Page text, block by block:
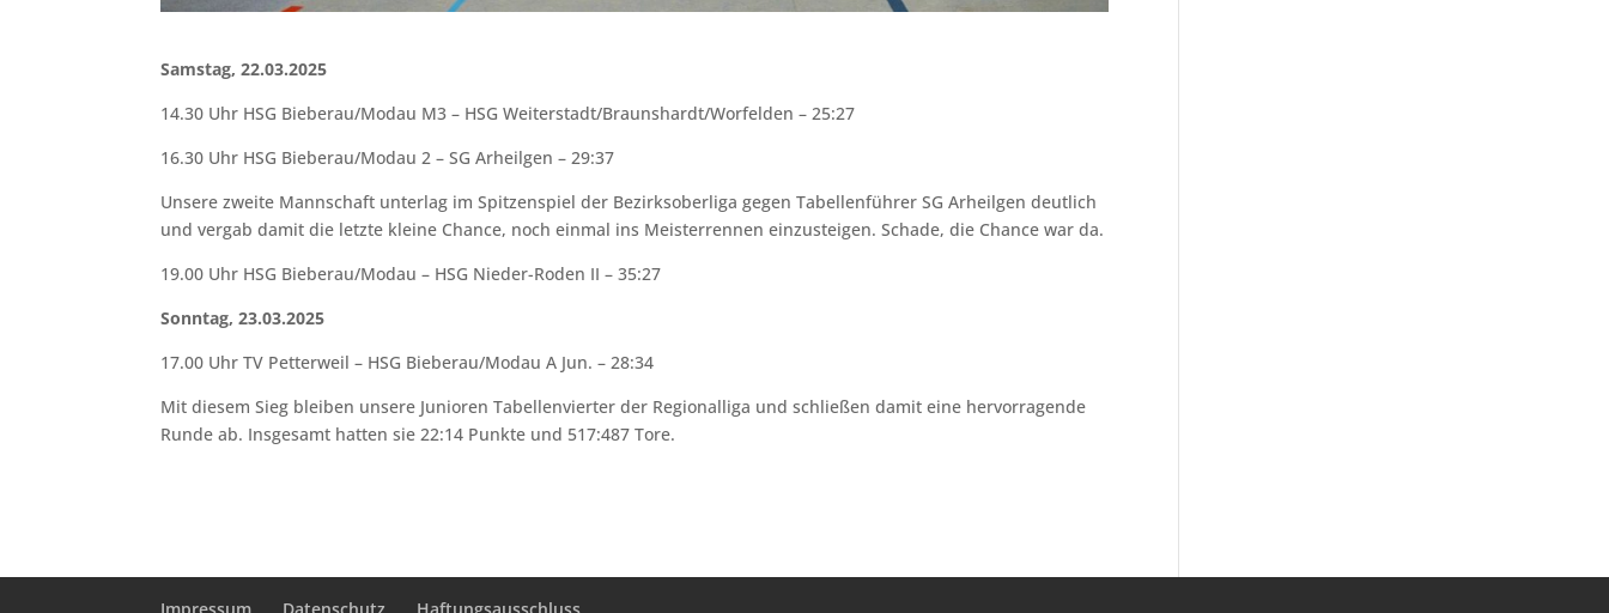
Samstag, 22.03.2025
14.30 Uhr HSG Bieberau/Modau M3 – HSG Weiterstadt/Braunshardt/Worfelden – 25:27
16.30 Uhr HSG Bieberau/Modau 2 – SG Arheilgen – 29:37
Unsere zweite Mannschaft unterlag im Spitzenspiel der Bezirksoberliga gegen Tabellenführer SG Arheilgen deutlich
und vergab damit die letzte kleine Chance, noch einmal ins Meisterrennen einzusteigen. Schade, die Chance war da.
19.00 Uhr HSG Bieberau/Modau – HSG Nieder-Roden II – 35:27
Sonntag, 23.03.2025
17.00 Uhr TV Petterweil – HSG Bieberau/Modau A Jun. – 28:34
Mit diesem Sieg bleiben unsere Junioren Tabellenvierter der Regionalliga und schließen damit eine hervorragende
Runde ab. Insgesamt hatten sie 22:14 Punkte und 517:487 Tore.